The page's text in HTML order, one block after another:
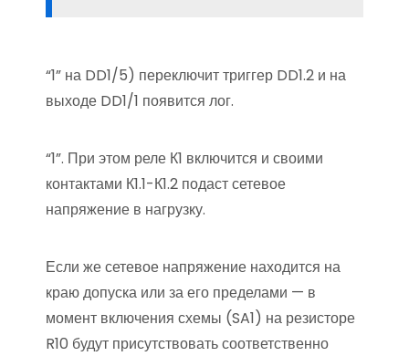
“1” на DD1/5) переключит триггер DD1.2 и на
выходе DD1/1 появится лог.
“1”. При этом реле К1 включится и своими
контактами К1.1-К1.2 подаст сетевое
напряжение в нагрузку.
Если же сетевое напряжение находится на
краю допуска или за его пределами — в
момент включения схемы (SA1) на резисторе
R10 будут присутствовать соответственно